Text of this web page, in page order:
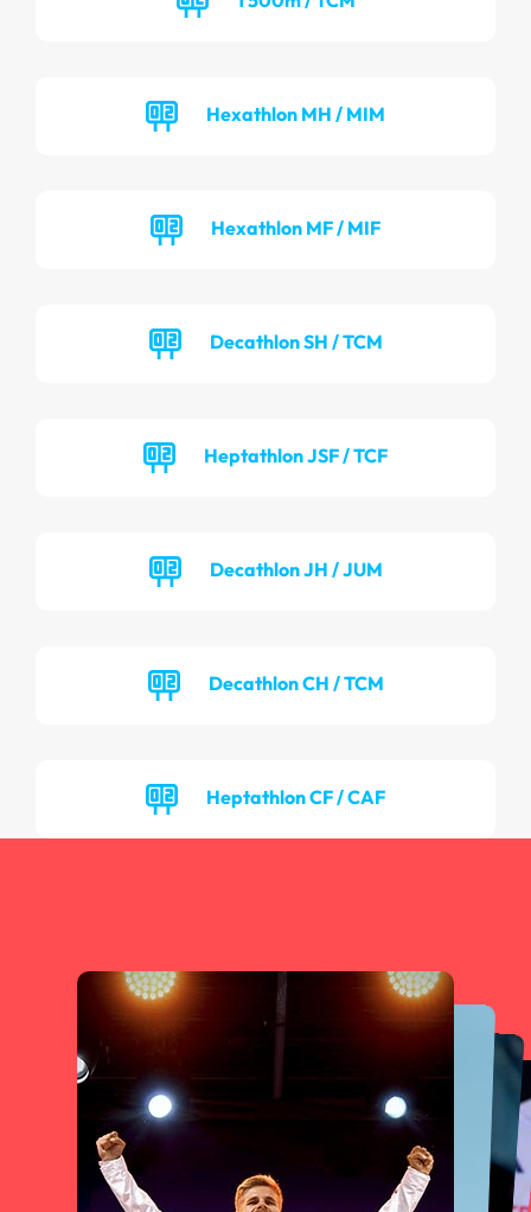
Hexathlon MH / MIM
Hexathlon MF / MIF
Decathlon SH / TCM
Heptathlon JSF / TCF
Decathlon JH / JUM
Decathlon CH / TCM
Heptathlon CF / CAF